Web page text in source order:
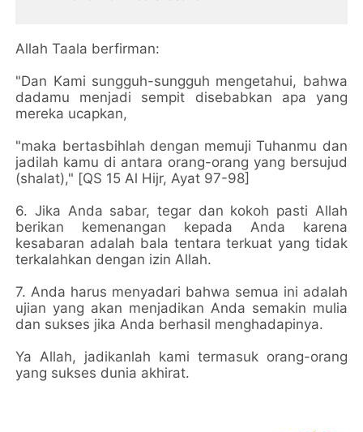
Allah Taala berfirman:
"Dan Kami sungguh-sungguh mengetahui, bahwa
dadamu menjadi sempit disebabkan apa yang
mereka ucapkan,
"maka bertasbihlah dengan memuji Tuhanmu dan
jadilah kamu di antara orang-orang yang bersujud
(shalat)," [QS 15 Al Hijr, Ayat 97-98]
6. Jika Anda sabar, tegar dan kokoh pasti Allah
berikan kemenangan kepada Anda karena
kesabaran adalah bala tentara terkuat yang tidak
terkalahkan dengan izin Allah.
7. Anda harus menyadari bahwa semua ini adalah
ujian yang akan menjadikan Anda semakin mulia
dan sukses jika Anda berhasil menghadapinya.
Ya Allah, jadikanlah kami termasuk orang-orang
yang sukses dunia akhirat.